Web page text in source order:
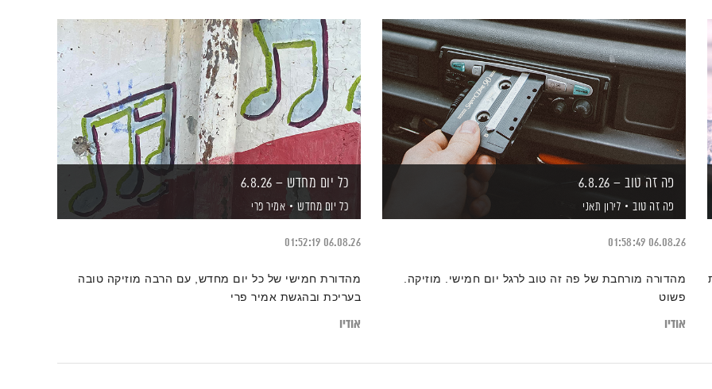
פה זה טוב – 6.8.26
פה זה טוב לירון תאני
06.08.26
01:58:49
מהדורה מורחבת של פה זה טוב לרגל יום חמישי. מוזיקה.
פשוט
אודיו
כל יום מחדש – 6.8.26
כל יום מחדש אמיר פרי
06.08.26
01:52:19
מהדורת חמישי של כל יום מחדש, עם הרבה מוזיקה טובה
בעריכת ובהגשת אמיר פרי
אודיו